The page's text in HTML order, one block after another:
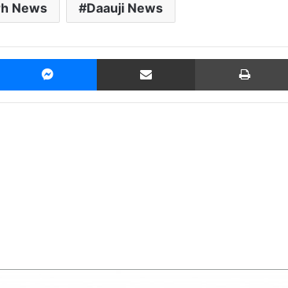
News Daauji News
Messenger Share via Email